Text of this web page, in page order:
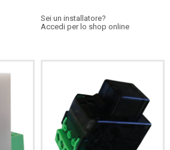
Sei un installatore?
Accedi per lo shop online